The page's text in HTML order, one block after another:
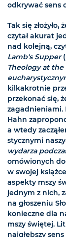
odkrywać sens
Tak się
czytał akurat
nad kolejną,
Lamb's Supper(
Theology at the
kilkakrotnie
przekonać się,
zagadnieniami.
Hahn
a wtedy
stycznymi
wydarza
omówionych
w swojej
aspekty mszy
jednym z nich,
na głoszeniu
konieczne dla
mszy świętej.
najgłębszy sens